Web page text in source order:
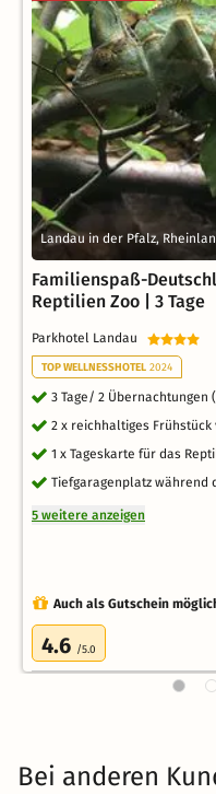
Landau in der Pfalz,
Familienspaß-
Reptilien Zoo | 3 Tage
Parkhotel Landau
TOP WELLNESSHOTEL 2024
3 Tage/ 2 Übernachtungen
2 x reichhaltiges Frühstück
1 x Tageskarte für das
Tiefgaragenplatz während
5 weitere anzeigen
Auch als Gutschein
4.6 /5.0
Bei anderen